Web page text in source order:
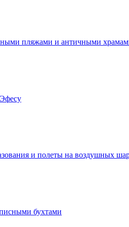
пляжами и античными
и полеты на воздушных
бухтами